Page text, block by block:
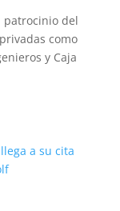
patrocinio del
como
y Caja
a su cita